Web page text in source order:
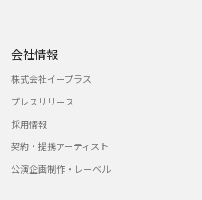
会社情報
株式会社イープラス
プレスリリース
採用情報
契約・提携アーティスト
公演企画制作・レーベル